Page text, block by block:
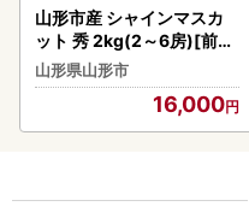
山形市産 シャインマスカ
ット 秀 2kg(2～6房)[前半
]【令和8年産先行予約】F
S24-659 くだもの 果物 フ
ルーツ 山形 山形県 山形市
2026年産
山形県山形市
16,000